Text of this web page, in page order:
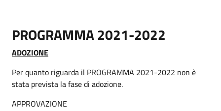
PROGRAMMA 2021-2022
ADOZIONE
Per quanto riguarda il PROGRAMMA 2021-2022 non è
stata prevista la fase di adozione.
APPROVAZIONE